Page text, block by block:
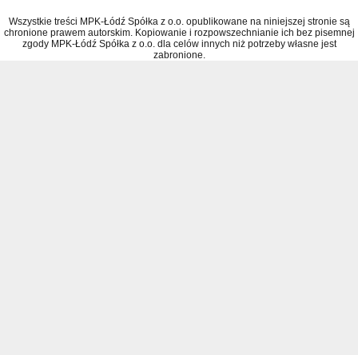
Wszystkie treści MPK-Łódź Spółka z o.o. opublikowane na niniejszej stronie są
chronione prawem autorskim. Kopiowanie i rozpowszechnianie ich bez pisemnej
zgody MPK-Łódź Spółka z o.o. dla celów innych niż potrzeby własne jest
zabronione.